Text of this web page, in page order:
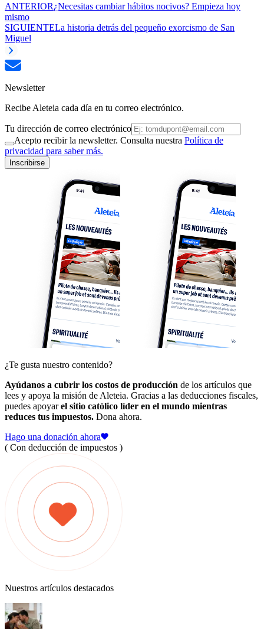
ANTERIOR¿Necesitas cambiar hábitos nocivos? Empieza hoy
mismo
SIGUIENTELa historia detrás del pequeño exorcismo de San
Miguel
Newsletter
Recibe Aleteia cada día en tu correo electrónico.
Tu dirección de correo electrónico
Acepto recibir la newsletter. Consulta nuestra Política de
privacidad para saber más.
Inscribirse
¿Te gusta nuestro contenido?
Ayúdanos a cubrir los costos de producción de los artículos que
lees y apoya la misión de Aleteia. Gracias a las deducciones fiscales,
puedes apoyarel sitio católico líder en el mundo mientras
reduces tus impuestos. Dona ahora.
Hago una donación ahora
( Con deducción de impuestos )
Nuestros artículos destacados